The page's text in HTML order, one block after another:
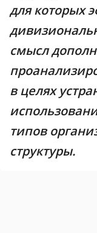
для которых
смысл
в целях
типов
структуры.